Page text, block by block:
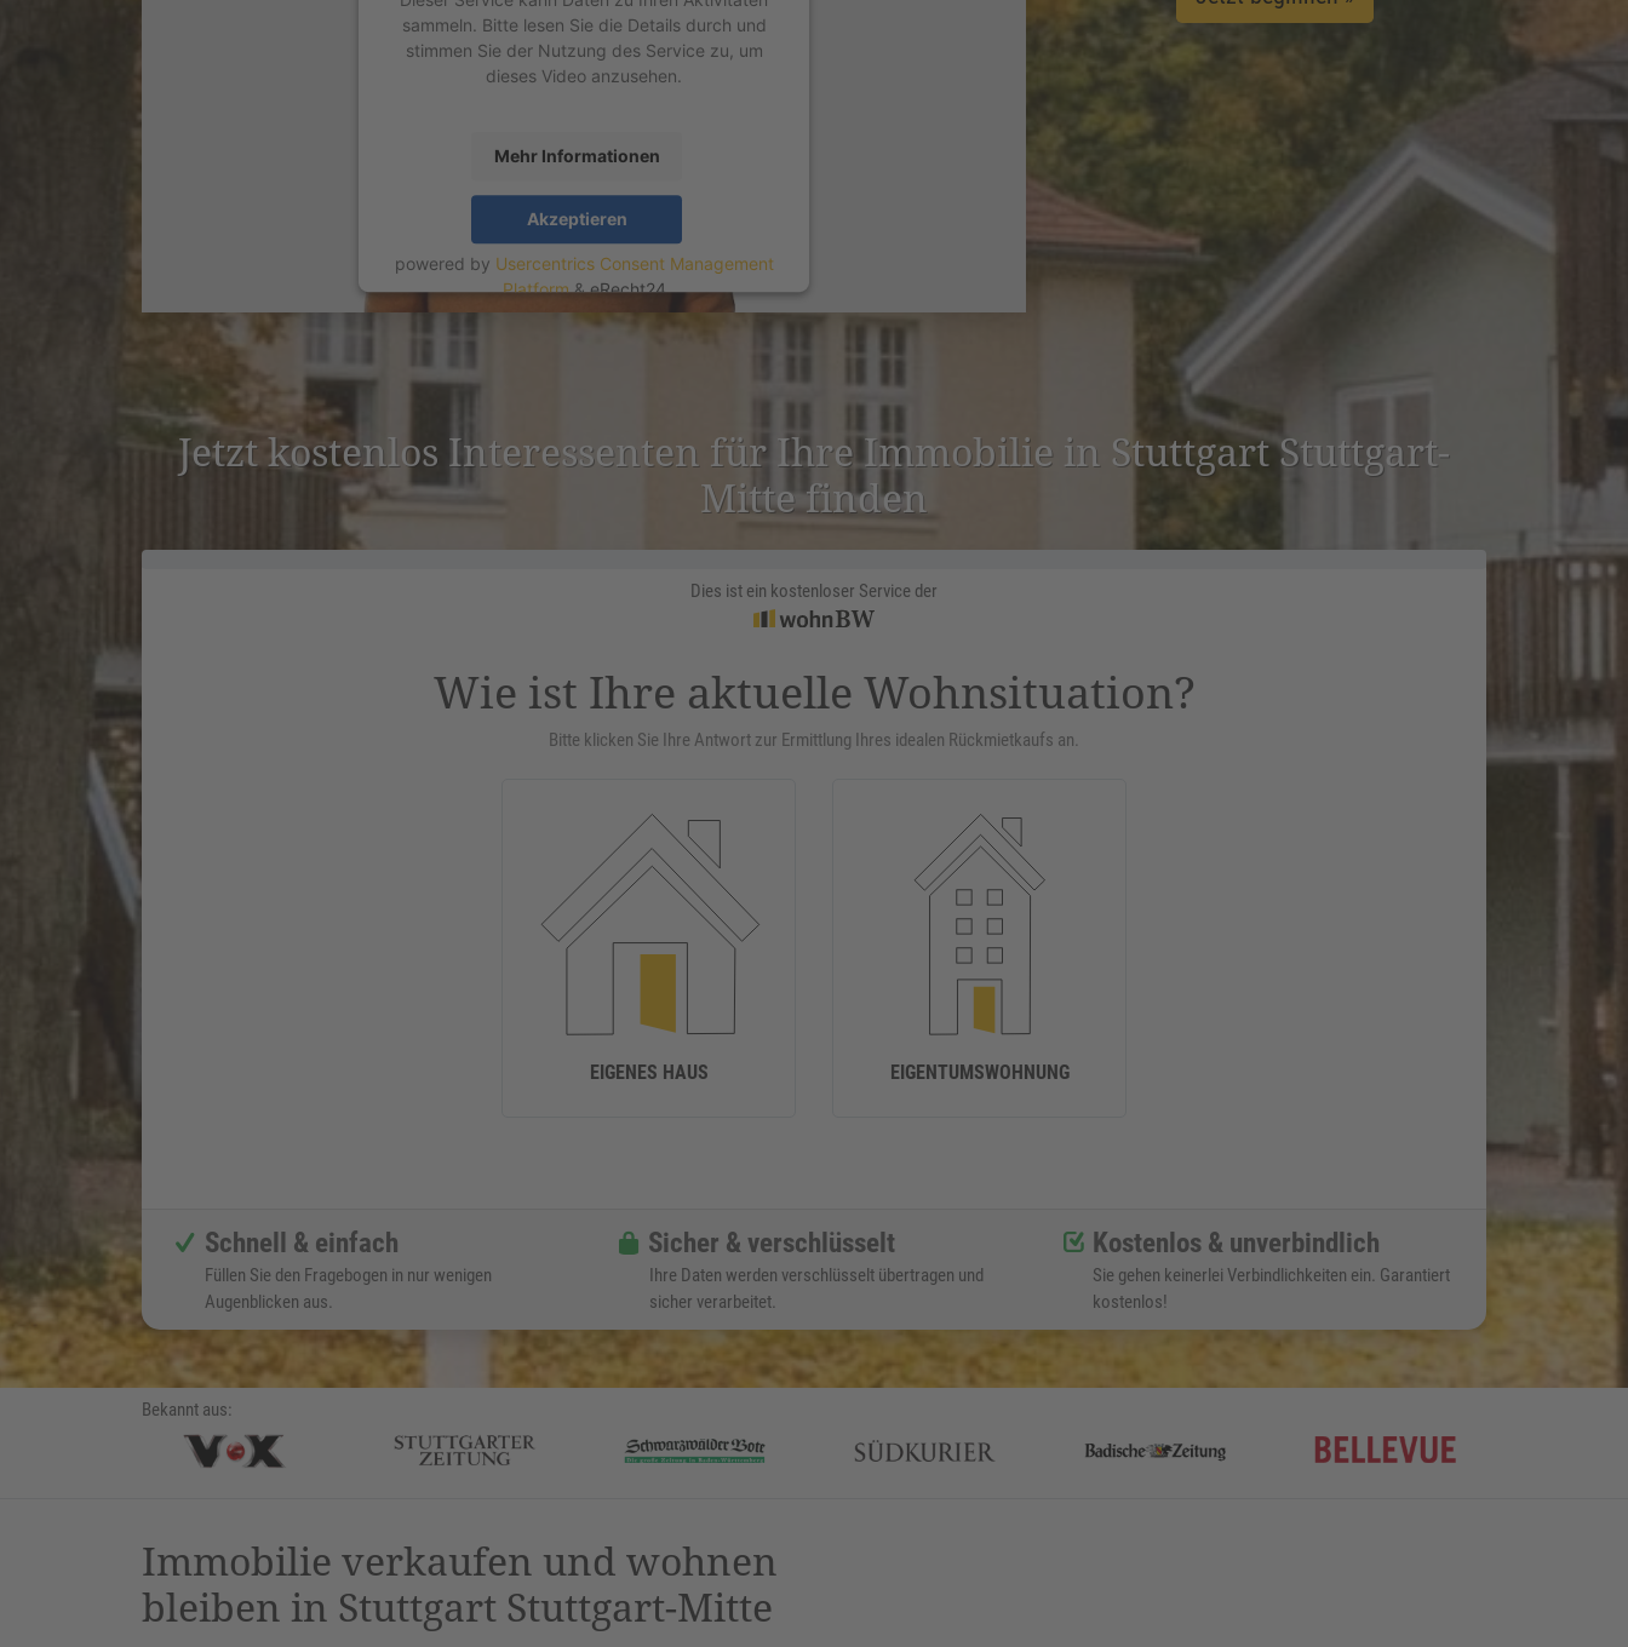
sammeln. Bitte lesen Sie die Details durch und
stimmen Sie der Nutzung des Service zu, um
dieses Video anzusehen.
Mehr Informationen
Akzeptieren
powered by Usercentrics Consent Management
Platform&eRecht24
Jetzt kostenlos Inter­es­senten für Ihre Immobilie in Stuttgart Stuttgart-
Mitte finden
Dies ist ein kostenloser Service der
Wie ist Ihre aktuelle Wohnsituation?
Bitte klicken Sie Ihre Antwort zur Ermittlung Ihres idealen Rückmietkaufs an.
EIGENES HAUS EIGENTUMSWOHNUNG
Schnell & einfach
Füllen Sie den Fragebogen in nur wenigen
Augenblicken aus.
Sicher & verschlüsselt
Ihre Daten werden verschlüsselt übertragen und
sicher verarbeitet.
Kostenlos & unverbindlich
Sie gehen keinerlei Verbindlichkeiten ein. Garantiert
kostenlos!
Bekannt aus:
Immobilie verkaufen und wohnen
bleiben in Stuttgart Stuttgart-Mitte